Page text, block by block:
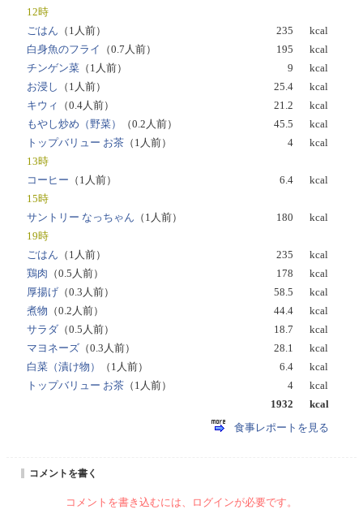
12時
ごはん （1人前） 235
kcal
白身魚のフライ
（0.7人前） 195
kcal
チンゲン菜 （1人前） 9
kcal
お浸し
（1人前） 25.4
kcal
キウィ
（0.4人前） 21.2
kcal
もやし炒め（野菜）
（0.2人前） 45.5
kcal
トップバリュー お茶 （1人前） 4
kcal
13時
コーヒー （1人前） 6.4
kcal
15時
サントリー なっちゃん （1人前） 180
kcal
19時
ごはん （1人前） 235
kcal
鶏肉 （0.5人前） 178
kcal
厚揚げ （0.3人前） 58.5
kcal
煮物 （0.2人前） 44.4
kcal
サラダ （0.5人前） 18.7
kcal
マヨネーズ （0.3人前） 28.1
kcal
白菜（漬け物）
（1人前） 6.4
kcal
トップバリュー お茶 （1人前） 4
kcal
1932
kcal
食事レポートを見る
コメントを書く
コメントを書き込むには、ログインが必要です。